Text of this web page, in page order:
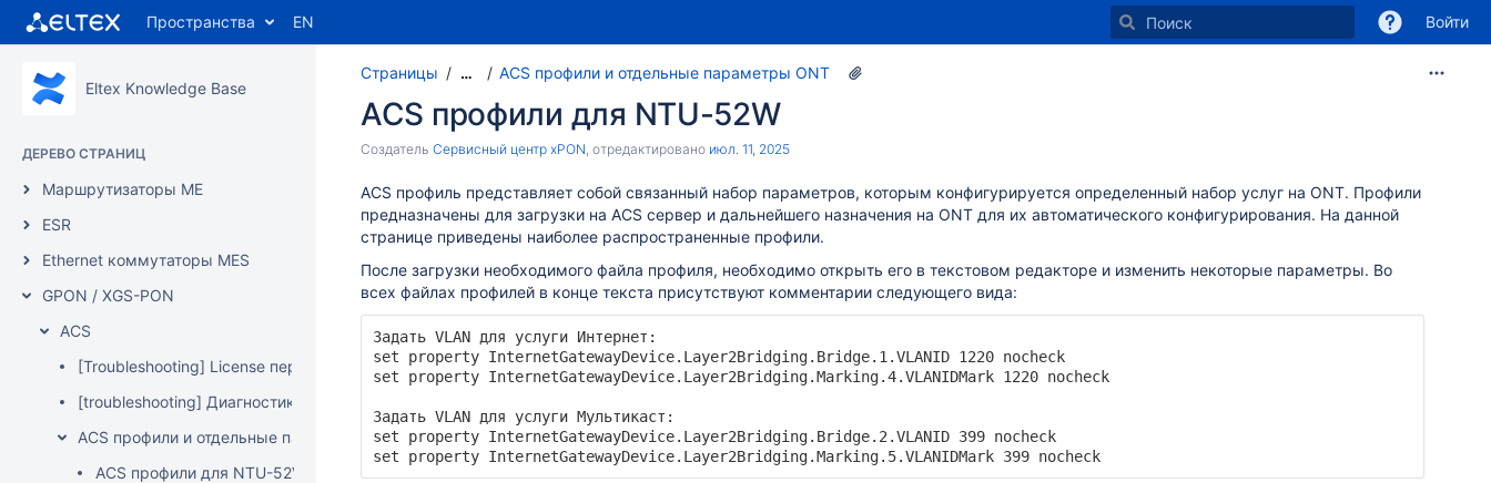
Пространства EN Войти
Eltex Knowledge Base
ДЕРЕВО СТРАНИЦ
Маршрутизаторы ME
ESR
Ethernet коммутаторы MES
GPON / XGS-PON
ACS
[Troubleshooting] License переходит в demo версию ACS 1.13
[troubleshooting] Диагностика проблемы не получения конфигурации терминалом через EMS
ACS профили и отдельные параметры ONT
ACS профили для NTU-52V
Страницы … ACS профили и отдельные параметры ONT
ACS профили для NTU-52W
Создатель Сервисный центр xPON, отредактировано июл. 11, 2025
ACS профиль представляет собой связанный набор параметров, которым конфигурируется определенный набор услуг на ONT. Профили
предназначены для загрузки на ACS сервер и дальнейшего назначения на ONT для их автоматического конфигурирования. На данной
странице приведены наиболее распространенные профили.
После загрузки необходимого файла профиля, необходимо открыть его в текстовом редакторе и изменить некоторые параметры. Во
всех файлах профилей в конце текста присутствуют комментарии следующего вида:
Задать VLAN для услуги Интернет:
set property InternetGatewayDevice.Layer2Bridging.Bridge.1.VLANID 1220 nocheck
set property InternetGatewayDevice.Layer2Bridging.Marking.4.VLANIDMark 1220 nocheck
Задать VLAN для услуги Мультикаст:
set property InternetGatewayDevice.Layer2Bridging.Bridge.2.VLANID 399 nocheck
set property InternetGatewayDevice.Layer2Bridging.Marking.5.VLANIDMark 399 nocheck